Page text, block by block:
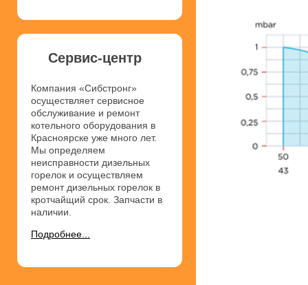
Сервис-центр
Компания «Сибстронг»
осуществляет сервисное
обслуживание и ремонт
котельного оборудования в
Красноярске уже много лет.
Мы определяем
неисправности дизельных
горелок и осуществляем
ремонт дизельных горелок в
кротчайщий срок. Запчасти в
наличии.
Подробнее...